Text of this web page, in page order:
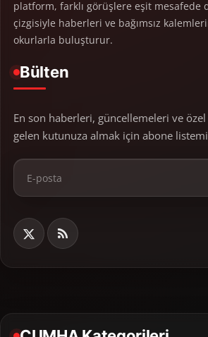
platform, farklı görüşlere eşit mesafede
çizgisiyle haberleri ve bağımsız
okurlarla buluşturur.
Bülten
En son haberleri, güncellemeleri ve
gelen kutunuza almak için abone